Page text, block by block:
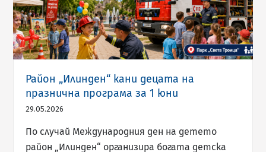
Район „Илинден“ кани децата на
празнична програма за 1 юни
29.05.2026
По случай Международния ден на детето
район „Илинден“ организира богата детска